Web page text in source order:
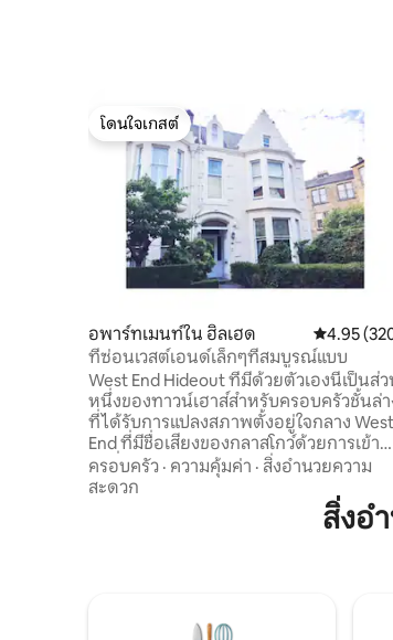
โดนใจเกสต์
โดนใจเกสต์
อพาร์ทเมนท์ใน ฮิลเฮด คะแนนเฉลี่
4.95
ที่ซ่อนเวสต์เอนด์เล็กๆที่สมบูรณ์แบบ
West End Hideout ที่มีด้วยตัวเองนี้เป็นส่
หนึ่งของทาวน์เฮาส์สำหรับครอบครัวชั้นล่า
ที่ได้รับการแปลงสภาพตั้งอยู่ใจกลาง West
End ที่มีชื่อเสียงของกลาสโกว์ด้วยการเข้า
ถึงที่ปลอดภัยของตัวเองและอยู่ห่างจาก
สวนพฤกษศาสตร์เพียงไม่กี่นาทีพื้นที่ท้อง
ถิ่นมีการผสมผสานที่ดีของร้านค้าอิสระ
ขนาดเล็กและชื่อถนนที่มีคุณภาพสูง เป็น
ในระยะเดินถึงได้ นอกจากนี้ยังมีร้าน
ครอบครัว · ความคุ้มค่า · สิ่งอำนวยความ
สะดวก
สิ่งอ